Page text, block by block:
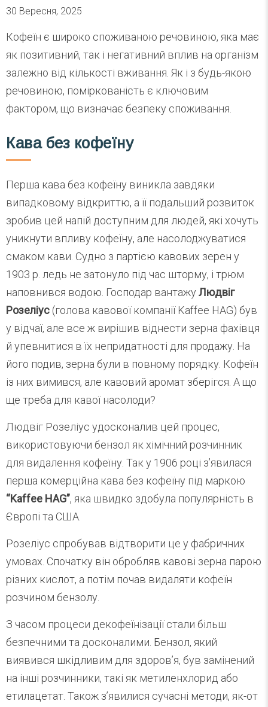
30 Вересня, 2025
Кофеїн є широко споживаною речовиною, яка має
як позитивний, так і негативний вплив на організм
залежно від кількості вживання. Як і з будь-якою
речовиною, поміркованість є ключовим
фактором, що визначає безпеку споживання.
Кава без кофеїну
Перша кава без кофеїну виникла завдяки
випадковому відкриттю, а її подальший розвиток
зробив цей напій доступним для людей, які хочуть
уникнути впливу кофеїну, але насолоджуватися
смаком кави. Судно з партією кавових зерен у
1903 р. ледь не затонуло під час шторму, і трюм
наповнився водою. Господар вантажуЛюдвіг
Розеліус (голова кавової компанії Kaffee HAG) був
у відчаї, але все ж вирішив віднести зерна фахівця
й упевнитися в їх непридатності для продажу. На
його подив, зерна були в повному порядку. Кофеїн
із них вимився, але кавовий аромат зберігся. А що
ще треба для кавої насолоди?
Людвіг Розеліус удосконалив цей процес,
використовуючи бензол як хімічний розчинник
для видалення кофеїну. Так у 1906 році з’явилася
перша комерційна кава без кофеїну під маркою
“Kaffee HAG”, яка швидко здобула популярність в
Європі та США.
Розеліус спробував відтворити це у фабричних
умовах. Спочатку він обробляв кавові зерна парою
різних кислот, а потім почав видаляти кофеїн
розчином бензолу.
З часом процеси декофеїнізації стали більш
безпечними та досконалими. Бензол, який
виявився шкідливим для здоров’я, був замінений
на інші розчинники, такі як метиленхлорид або
етилацетат. Також з’явилися сучасні методи, як-от